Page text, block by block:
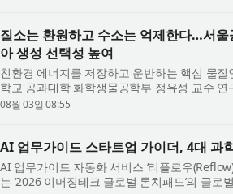
질소는 환원하고 수소는 억제한다…서
아 생성 선택성 높여
친환경 에너지를 저장하고 운반하는 핵심 물
학교 공과대학 화학생물공학부 정유성 교수
억제하고, 암모니아를 만드는 질소 ...
08월 03일 08:55
AI 업무가이드 스타트업 가이더, 4대 과
AI 업무가이드 자동화 서비스 ‘리플로우
는 ‘2026 이머징테크 글로벌 론치패드’의 글